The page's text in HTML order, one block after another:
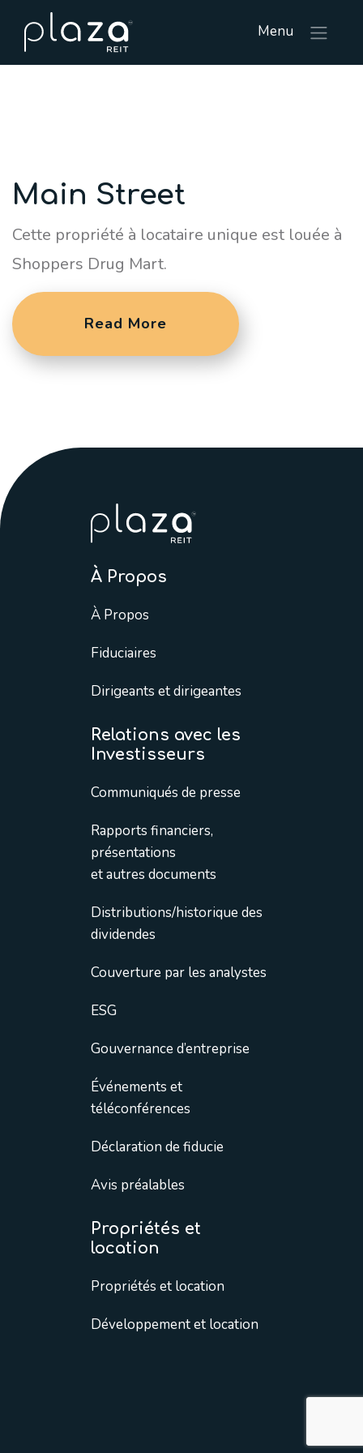
Menu
Main Street
Cette propriété à locataire unique est louée à
Shoppers Drug Mart.
Read More
À Propos
À Propos
Fiduciaires
Dirigeants et dirigeantes
Relations avec les
Investisseurs
Communiqués de presse
Rapports financiers,
présentations
et autres documents
Distributions/historique des
dividendes
Couverture par les analystes
ESG
Gouvernance d’entreprise
Événements et
téléconférences
Déclaration de fiducie
Avis préalables
Propriétés et
location
Propriétés et location
Développement et location